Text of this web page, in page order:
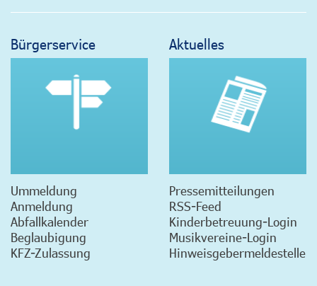
Bürgerservice
Ummeldung
Anmeldung
Abfallkalender
Beglaubigung
KFZ-Zulassung
Aktuelles
Pressemitteilungen
RSS-Feed
Kinderbetreuung-Login
Musikvereine-Login
Hinweisgebermeldestelle